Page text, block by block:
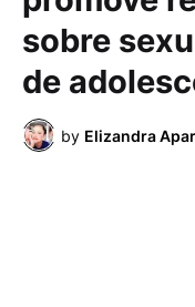
sobre
de
by Elizandra